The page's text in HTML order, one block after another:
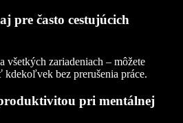
pre často cestujúcich
všetkých zariadeniach – môžete
kdekoľvek bez prerušenia práce.
pri mentálnej